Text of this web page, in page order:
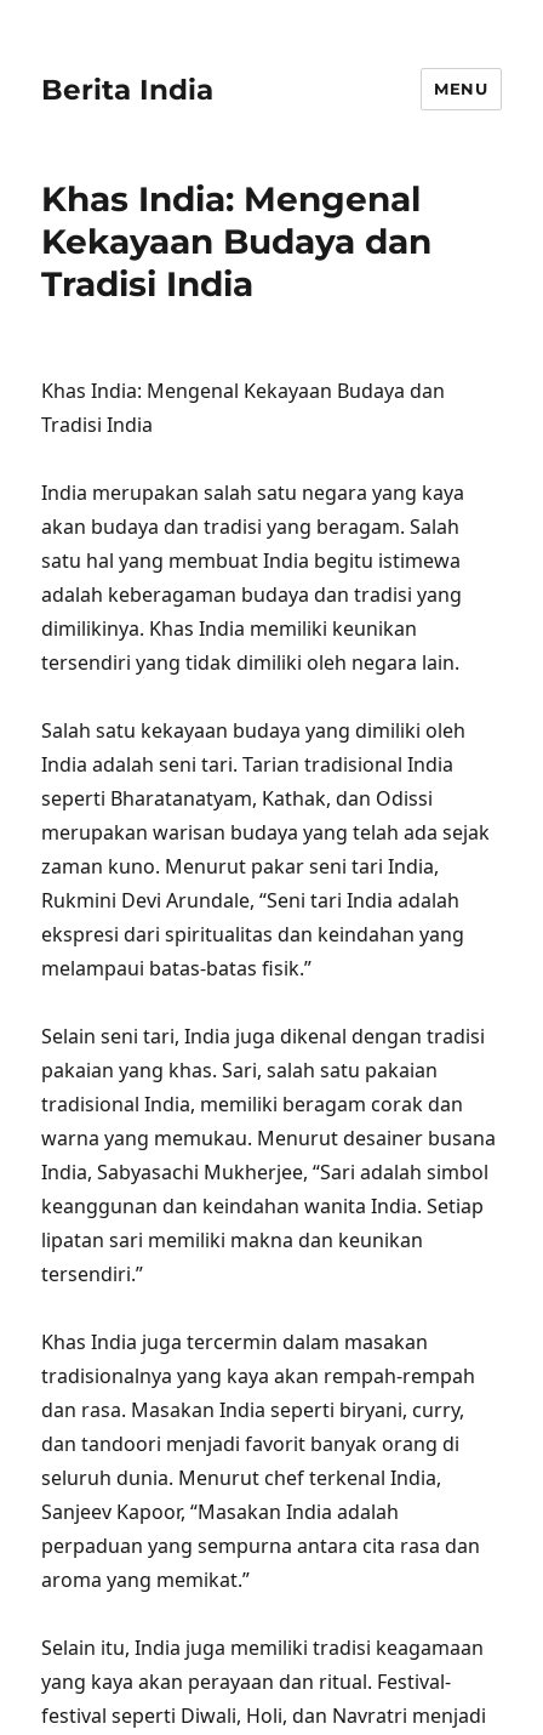
Berita India MENU
Khas India: Mengenal
Kekayaan Budaya dan
Tradisi India
Khas India: Mengenal Kekayaan Budaya dan
Tradisi India
India merupakan salah satu negara yang kaya
akan budaya dan tradisi yang beragam. Salah
satu hal yang membuat India begitu istimewa
adalah keberagaman budaya dan tradisi yang
dimilikinya. Khas India memiliki keunikan
tersendiri yang tidak dimiliki oleh negara lain.
Salah satu kekayaan budaya yang dimiliki oleh
India adalah seni tari. Tarian tradisional India
seperti Bharatanatyam, Kathak, dan Odissi
merupakan warisan budaya yang telah ada sejak
zaman kuno. Menurut pakar seni tari India,
Rukmini Devi Arundale, “Seni tari India adalah
ekspresi dari spiritualitas dan keindahan yang
melampaui batas-batas fisik.”
Selain seni tari, India juga dikenal dengan tradisi
pakaian yang khas. Sari, salah satu pakaian
tradisional India, memiliki beragam corak dan
warna yang memukau. Menurut desainer busana
India, Sabyasachi Mukherjee, “Sari adalah simbol
keanggunan dan keindahan wanita India. Setiap
lipatan sari memiliki makna dan keunikan
tersendiri.”
Khas India juga tercermin dalam masakan
tradisionalnya yang kaya akan rempah-rempah
dan rasa. Masakan India seperti biryani, curry,
dan tandoori menjadi favorit banyak orang di
seluruh dunia. Menurut chef terkenal India,
Sanjeev Kapoor, “Masakan India adalah
perpaduan yang sempurna antara cita rasa dan
aroma yang memikat.”
Selain itu, India juga memiliki tradisi keagamaan
yang kaya akan perayaan dan ritual. Festival-
festival seperti Diwali, Holi, dan Navratri menjadi